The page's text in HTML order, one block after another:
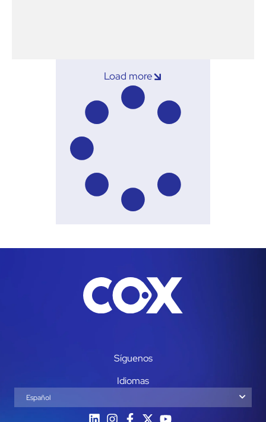
Load more
Síguenos
Idiomas
Español
English